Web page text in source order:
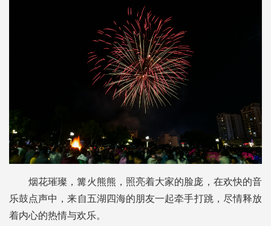
烟花璀璨，篝火熊熊，照亮着大家的脸庞，在欢快的音
乐鼓点声中，来自五湖四海的朋友一起牵手打跳，尽情释放
着内心的热情与欢乐。